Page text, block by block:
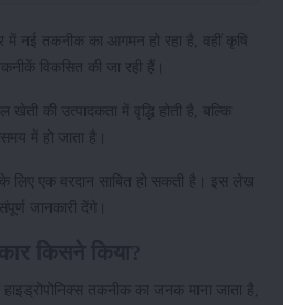
नई तकनीक का आगमन हो रहा है, वहीं कृषि
विकसित की जा रही हैं।
की उत्पादकता में वृद्धि होती है, बल्कि
में हो जाता है।
के लिए एक वरदान साबित हो सकती है। इस लेख
जानकारी देंगे।
तकनीक का जनक माना जाता है,